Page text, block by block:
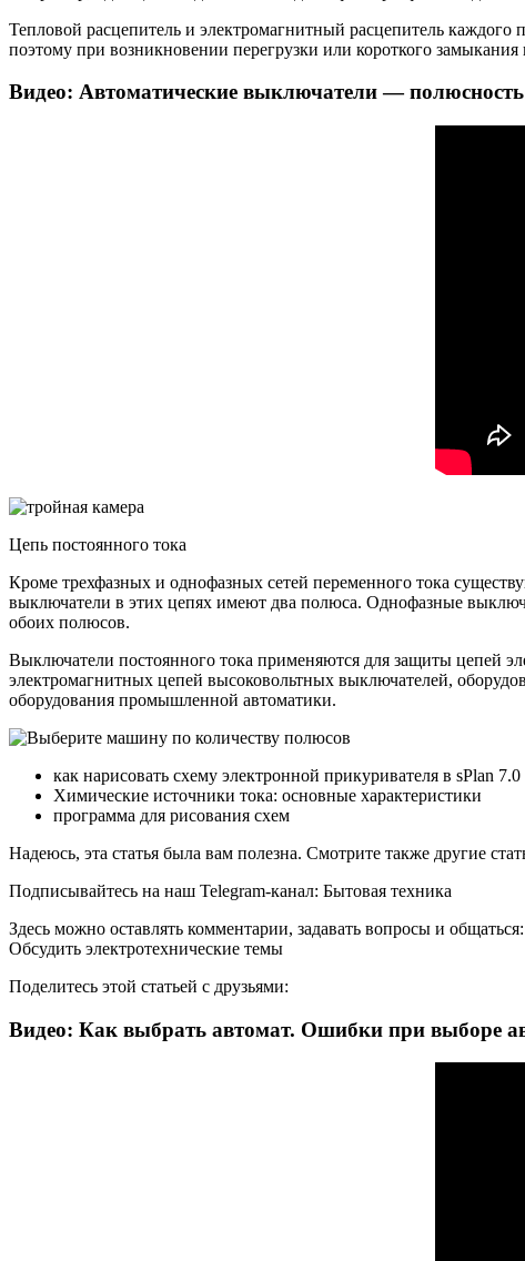
Тепловой расцепитель и электромагнитный расцепитель
поэтому при возникновении перегрузки или короткого
Видео: Автоматические выключатели —
Цепь постоянного тока
Кроме трехфазных и однофазных сетей переменного тока
выключатели в этих цепях имеют два полюса. Однофазные
обоих полюсов.
Выключатели постоянного тока применяются для защиты цепей
электромагнитных цепей высоковольтных выключателей,
оборудования промышленной автоматики.
как нарисовать схему электронной прикуривателя в sPlan 7.0
Химические источники тока: основные характеристики
программа для рисования схем
Надеюсь, эта статья была вам полезна. Смотрите также другие
Подписывайтесь на наш Telegram-канал: Бытовая техника
Здесь можно оставлять комментарии, задавать вопросы и общаться:
Обсудить электротехнические темы
Поделитесь этой статьей с друзьями:
Видео: Как выбрать автомат. Ошибки при выборе